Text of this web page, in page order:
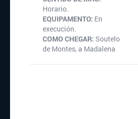
Horario.
EQUIPAMENTO: En
execución.
COMO CHEGAR: Soutelo
de Montes, a Madalena